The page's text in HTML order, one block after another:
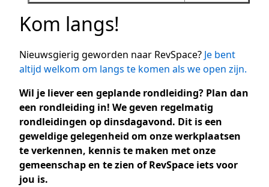
Kom langs!
Nieuwsgierig geworden naar RevSpace? Je bent
altijd welkom om langs te komen als we open zijn.
Wil je liever een geplande rondleiding? Plan dan
een rondleiding in! We geven regelmatig
rondleidingen op dinsdagavond. Dit is een
geweldige gelegenheid om onze werkplaatsen
te verkennen, kennis te maken met onze
gemeenschap en te zien of RevSpace iets voor
jou is.